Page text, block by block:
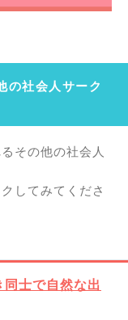
の社会人サーク
その他の社会人
してみてくださ
士で自然な出